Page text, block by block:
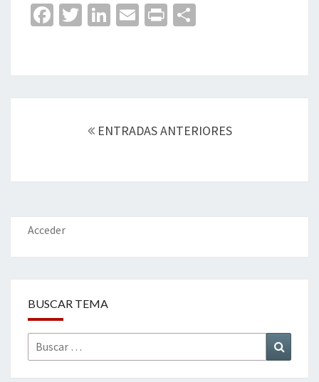
Fa
o
o
T
er
Li
dI
n
E
l
Pr
p
ar
tir
ENTRADAS ANTERIORES
Acceder
BUSCAR TEMA
Buscar
por: